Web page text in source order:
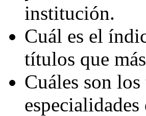
institución.
Cuál es el
títulos que
Cuáles son